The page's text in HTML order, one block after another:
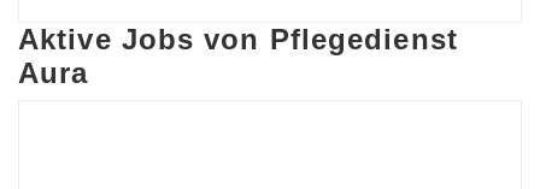
Aktive Jobs von Pflegedienst
Aura